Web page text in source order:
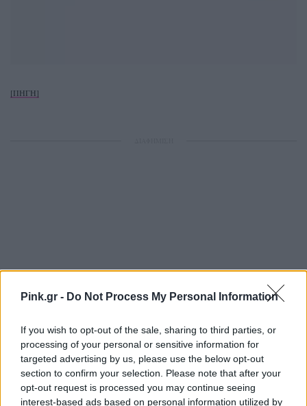
Pink.gr - Do Not Process My Personal Information
If you wish to opt-out of the sale, sharing to third parties, or
processing of your personal or sensitive information for
targeted advertising by us, please use the below opt-out
section to confirm your selection. Please note that after your
opt-out request is processed you may continue seeing
interest-based ads based on personal information utilized by
[ΠΗΓΗ]